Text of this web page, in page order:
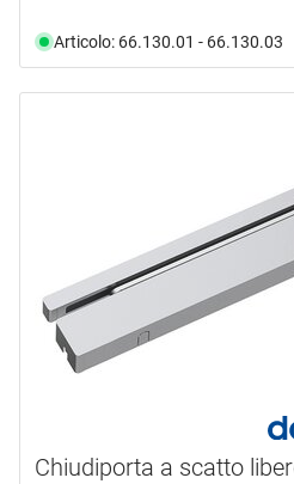
Articolo: 66.130.01 - 66.130.03
Chiudiporta a scatto